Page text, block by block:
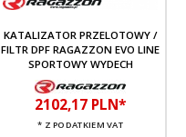
KATALIZATOR PRZELOTOWY /
FILTR DPF RAGAZZON EVO LINE
SPORTOWY WYDECH
2102,17 PLN*
* Z PODATKIEM VAT